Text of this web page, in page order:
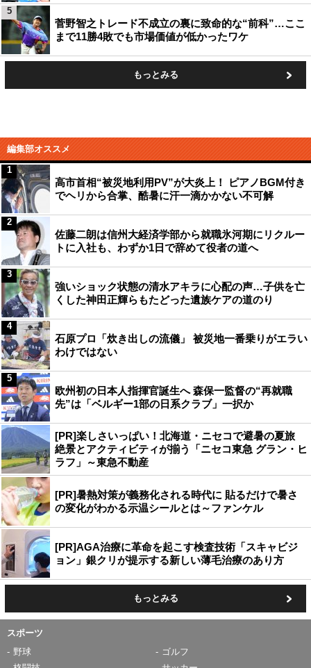
菅野智之トレード不成立の裏に致命的な“前科”…ここ
まで11勝4敗でも市場価値が低かったワケ
5
もっとみる
編集部オススメ
高市首相“被災地利用PV”が大炎上！ ピアノBGM付き
でヘリから合掌、酷暑に汗一滴かかない不可解
1
佐藤二朗は信州大経済学部から就職氷河期にリクルー
トに入社も、わずか1日で辞めて役者の道へ
2
強いショック状態の清水アキラに心配の声…子供を亡
くした神田正輝らもたどった遺族ケアの道のり
3
石原プロ「炊き出しの流儀」 被災地一番乗りがエラい
わけではない
4
欧州初の日本人指揮官誕生へ 森保一監督の“再就職
先”は「ベルギー1部の日系クラブ」一択か
5
[PR]楽しさいっぱい！北海道・ニセコで避暑の夏旅
絶景とアクティビティが揃う「ニセコ東急 グラン・ヒ
ラフ」～東急不動産
[PR]暑熱対策が義務化される時代に 貼るだけで暑さ
の変化がわかる示温シールとは～ファンケル
[PR]AGA治療に革命を起こす検査技術「スキャビジ
ョン」銀クリが提示する新しい薄毛治療のあり方
もっとみる
スポーツ
野球
ゴルフ